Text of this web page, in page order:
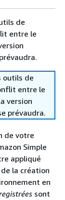
de
entre le
outils de
entre le
version
prévaudra.
de votre
Simple
appliqué
la création
en
sont